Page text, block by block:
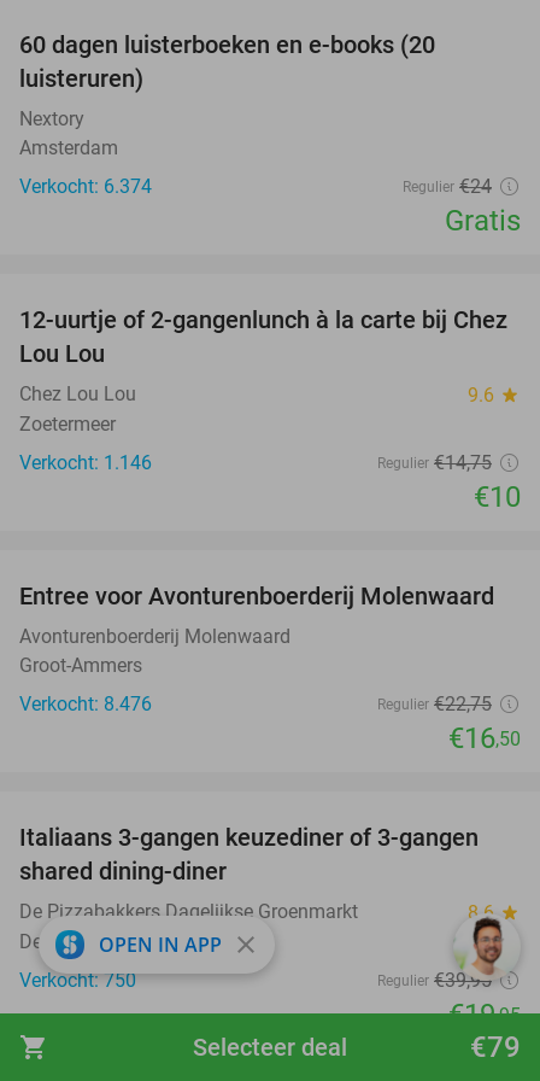
shopping_cart €79
Selecteer deal
60 dagen luisterboeken en e-books (20
luisteruren)
Nextory
Amsterdam
Verkocht: 6.374
Regulier €24
Gratis
32%
12-uurtje of 2-gangenlunch à la carte bij Chez
Lou Lou
Chez Lou Lou 9.6 star
Zoetermeer
Verkocht: 1.146
Regulier €14,75
€10
27%
Entree voor Avonturenboerderij Molenwaard
Avonturenboerderij Molenwaard
Groot-Ammers
Verkocht: 8.476
Regulier €22,75
€16,50
50%
Italiaans 3-gangen keuzediner of 3-gangen
shared dining-diner
De Pizzabakkers Dagelijkse Groenmarkt 8.6 star
Den Haag (10 km)
Verkocht: 750
Regulier €39,95
€19,95
favorite_border
OPEN IN APP close